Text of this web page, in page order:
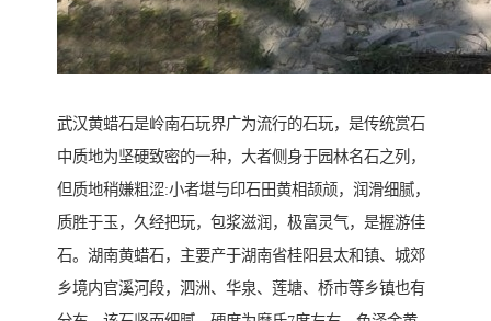
武汉黄蜡石是岭南石玩界广为流行的石玩，是传统赏石
中质地为坚硬致密的一种，大者侧身于园林名石之列，
但质地稍嫌粗涩:小者堪与印石田黄相颉颃，润滑细腻，
质胜于玉，久经把玩，包浆滋润，极富灵气，是握游佳
石。湖南黄蜡石，主要产于湖南省桂阳县太和镇、城郊
乡境内官溪河段，泗洲、华泉、莲塘、桥市等乡镇也有